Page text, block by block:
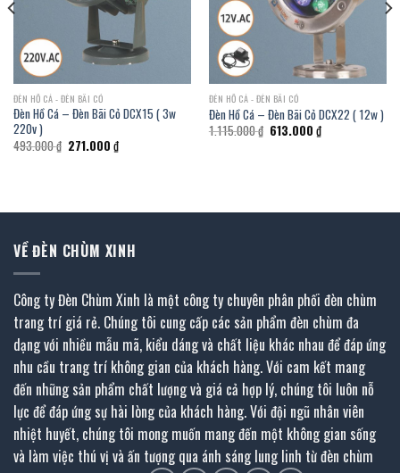
ĐÈN HỒ CÁ - ĐÈN BÃI CỎ
Đèn Hồ Cá – Đèn Bãi Cỏ DCX15 ( 3w
220v )
493.000₫ Giá
gốc
271.000 ₫Giá
hiện
ĐÈN HỒ CÁ - ĐÈN BÃI CỎ
Đèn Hồ Cá – Đèn Bãi Cỏ DCX22 ( 12w )
1.115.000₫ Giá
gốc
613.000 ₫Giá
hiện
VỀ ĐÈN CHÙM XINH
Công ty Đèn Chùm Xinh là một công ty chuyên phân phối đèn chùm
trang trí giá rẻ. Chúng tôi cung cấp các sản phẩm đèn chùm đa
dạng với nhiều mẫu mã, kiểu dáng và chất liệu khác nhau để đáp ứng
nhu cầu trang trí không gian của khách hàng. Với cam kết mang
đến những sản phẩm chất lượng và giá cả hợp lý, chúng tôi luôn nỗ
lực để đáp ứng sự hài lòng của khách hàng. Với đội ngũ nhân viên
nhiệt huyết, chúng tôi mong muốn mang đến một không gian sống
và làm việc thú vị và ấn tượng qua ánh sáng lung linh từ đèn chùm